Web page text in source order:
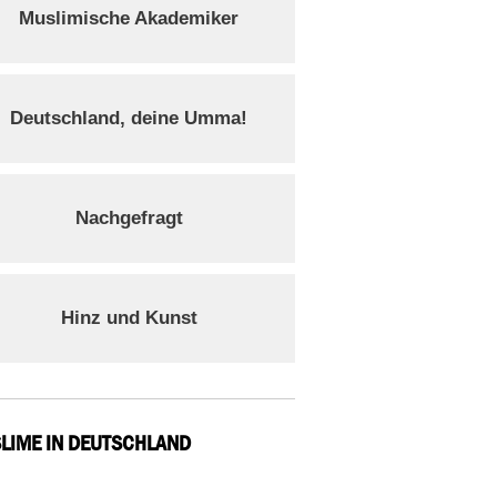
Muslimische Akademiker
Deutschland, deine Umma!
Nachgefragt
Hinz und Kunst
IN DEUTSCHLAND